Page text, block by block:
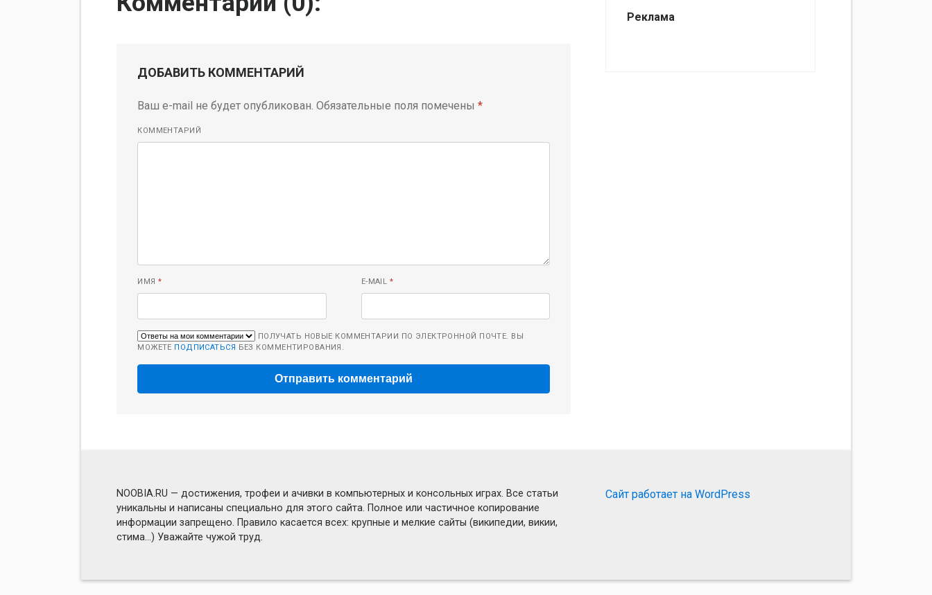
ДОБАВИТЬ КОММЕНТАРИЙ
Ваш e-mail не будет опубликован. Обязательные поля помечены*
КОММЕНТАРИЙ
ИМЯ * E-MAIL *
ПОЛУЧАТЬ НОВЫЕ КОММЕНТАРИИ ПО ЭЛЕКТРОННОЙ ПОЧТЕ. ВЫ
МОЖЕТЕ ПОДПИСАТЬСЯ БЕЗ КОММЕНТИРОВАНИЯ.
Реклама
NOOBIA.RU — достижения, трофеи и ачивки в компьютерных и консольных играх. Все статьи
уникальны и написаны специально для этого сайта. Полное или частичное копирование
информации запрещено. Правило касается всех: крупные и мелкие сайты (википедии, викии,
стима...) Уважайте чужой труд.
Сайт работает на WordPress